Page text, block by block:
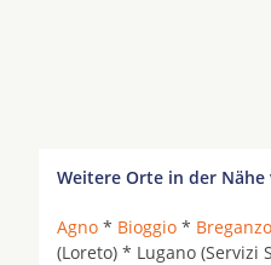
Weitere Orte in der
Agno * Bioggio *
(Loreto) * Lugano (Servizi